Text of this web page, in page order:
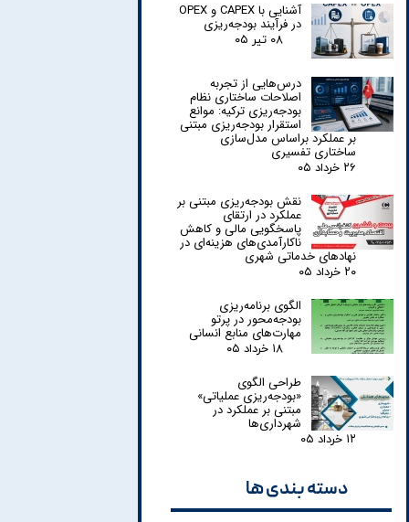
آشنایی با CAPEX و OPEX
در فرآیند بودجه‌ریزی
۰۸ تیر ۰۵
درس‌هایی از تجربه
اصلاحات ساختاری نظام
بودجه‌ریزی ترکیه: موانع
استقرار بودجه‌ریزی مبتنی
بر عملکرد براساس مدل‌سازی
ساختاری تفسیری
۲۶ خرداد ۰۵
نقش بودجه‌ریزی مبتنی بر
عملکرد در ارتقای
پاسخگویی مالی و کاهش
ناکارآمدی‌های هزینه‌ای در
نهادهای خدماتی شهری
۲۰ خرداد ۰۵
الگوی برنامه‌ریزی
بودجه‌محور در پرتو
مهارت‌های منابع انسانی
۱۸ خرداد ۰۵
طراحی الگوی
«بودجه‌ریزی عملیاتی»
مبتنی بر عملکرد در
شهرداری‌ها
۱۲ خرداد ۰۵
دسته بندی ها​​​​​​​